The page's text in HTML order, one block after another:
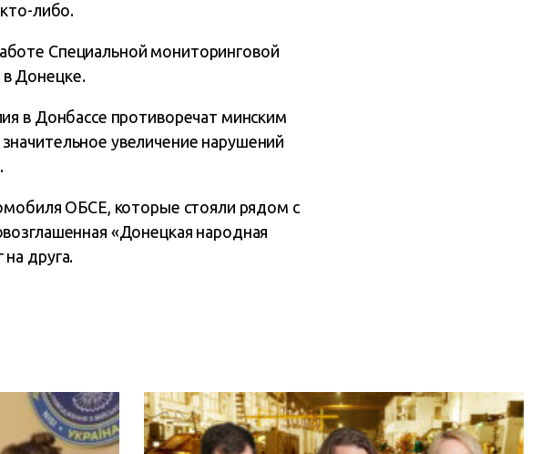
либо.
Специальной мониторинговой
в Донецке.
в Донбассе противоречат минским
увеличение нарушений
ОБСЕ, которые стояли рядом с
«Донецкая народная
на друга.